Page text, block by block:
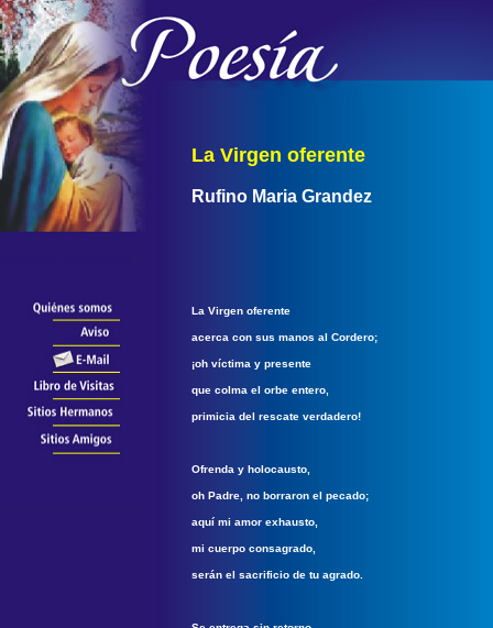
La Virgen oferente
Rufino Maria Grandez
La Virgen oferente
acerca con sus manos al Cordero;
¡oh víctima y presente
que colma el orbe entero,
primicia del rescate verdadero!
Ofrenda y holocausto,
oh Padre, no borraron el pecado;
aquí mi amor exhausto,
mi cuerpo consagrado,
serán el sacrificio de tu agrado.